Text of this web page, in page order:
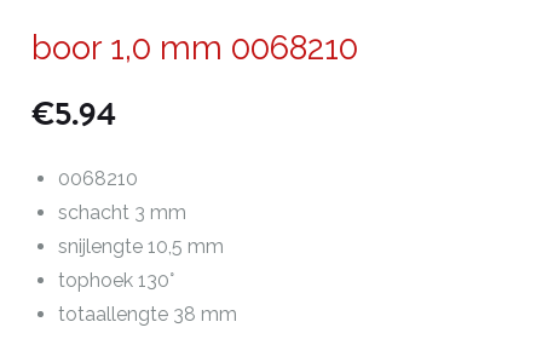
boor 1,0 mm 0068210
€5.94
0068210
schacht 3 mm
snijlengte 10,5 mm
tophoek 130°
totaallengte 38 mm